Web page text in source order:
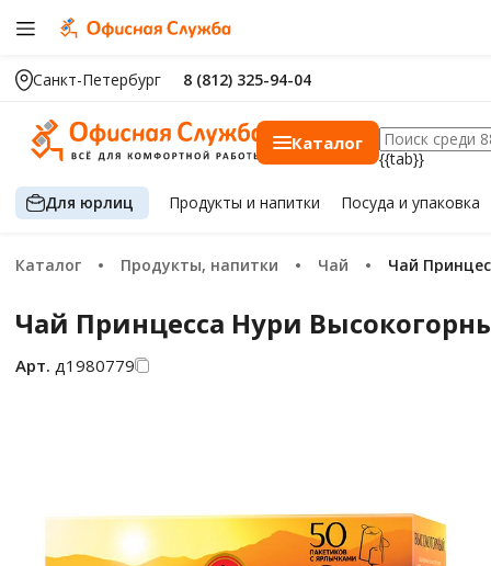
Санкт-Петербург 8 (812) 325-94-04
Каталог
{{tab}}
Для юрлиц Продуктыи напитки Посуда и упаковка
Каталог Продукты, напитки Чай Чай
Чай Принцесса Нури
Арт. д1980779